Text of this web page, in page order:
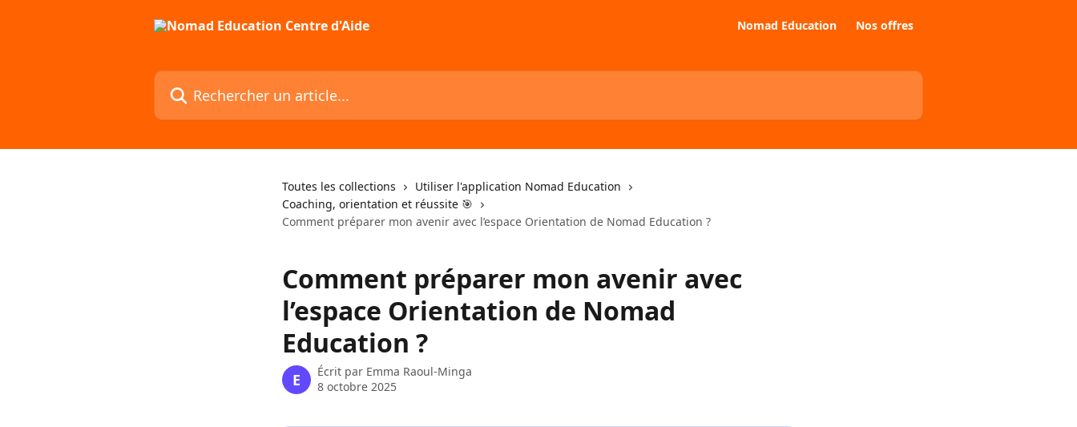
Nomad Education Nos offres
Rechercher un article...
Toutes les collections
Utiliser l'application Nomad Education
Coaching, orientation et réussite 🎯
Comment préparer mon avenir avec l’espace Orientation de Nomad Education ?
Comment préparer mon avenir avec
l’espace Orientation de Nomad
Education ?
E Écrit par Emma Raoul-Minga
8 octobre 2025